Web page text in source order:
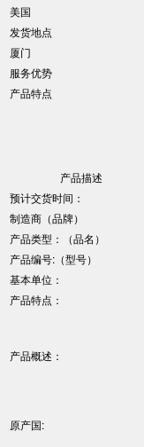
美国
发货地点
厦门
服务优势
产品特点
产品描述
预计交货时间：
制造商（品牌）
产品类型：（品名）
产品编号:（型号）
基本单位：
产品特点：
产品概述：
原产国: